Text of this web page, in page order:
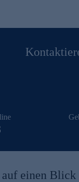
einen Blick